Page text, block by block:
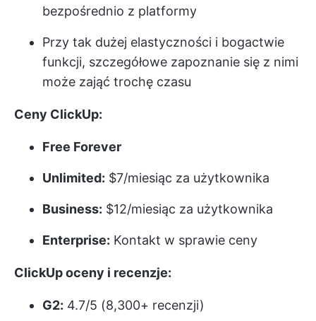
bezpośrednio z platformy
Przy tak dużej elastyczności i bogactwie
funkcji, szczegółowe zapoznanie się z nimi
może zająć trochę czasu
Ceny ClickUp:
Free Forever
Unlimited: $7/miesiąc za użytkownika
Business: $12/miesiąc za użytkownika
Enterprise: Kontakt w sprawie ceny
ClickUp oceny i recenzje:
G2: 4.7/5 (8,300+ recenzji)